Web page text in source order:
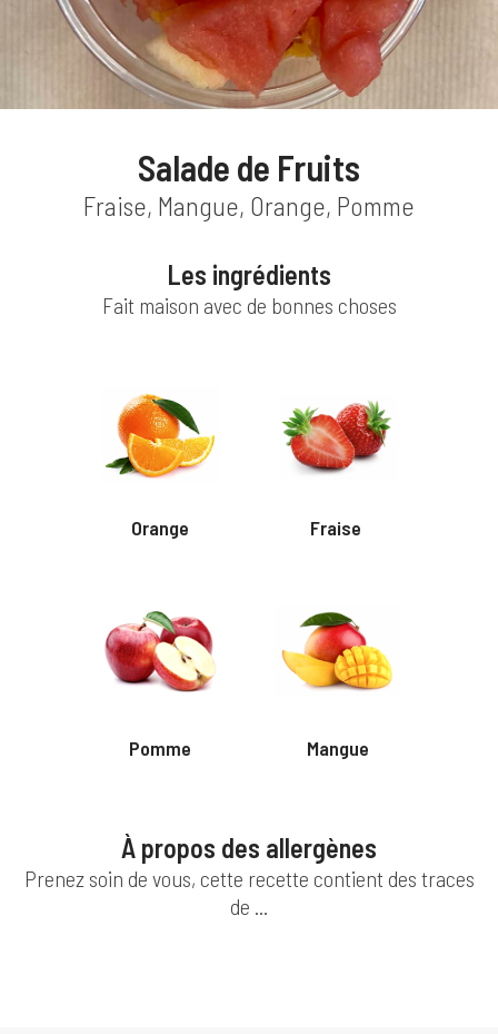
Quiches
Viandes
Poissons
Pâtisseries
Salade de Fruits
Fraise, Mangue, Orange, Pomme
Les ingrédients
Fait maison avec de bonnes choses
Orange Fraise
Pomme Mangue
À propos des allergènes
Prenez soin de vous, cette recette contient des traces
de ...